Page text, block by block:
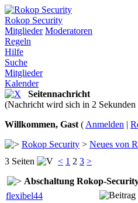
Rokop Security
Mitglieder Moderatoren
Regeln
Hilfe
Suche
Mitglieder
Kalender
Seitennachricht
(Nachricht wird sich in 2 Sekunden
Willkommen, Gast ( Anmelden |
Rokop Security > Neues von
3 Seiten
< 1 2 3 >
Abschaltung Rokop-
flexibel44